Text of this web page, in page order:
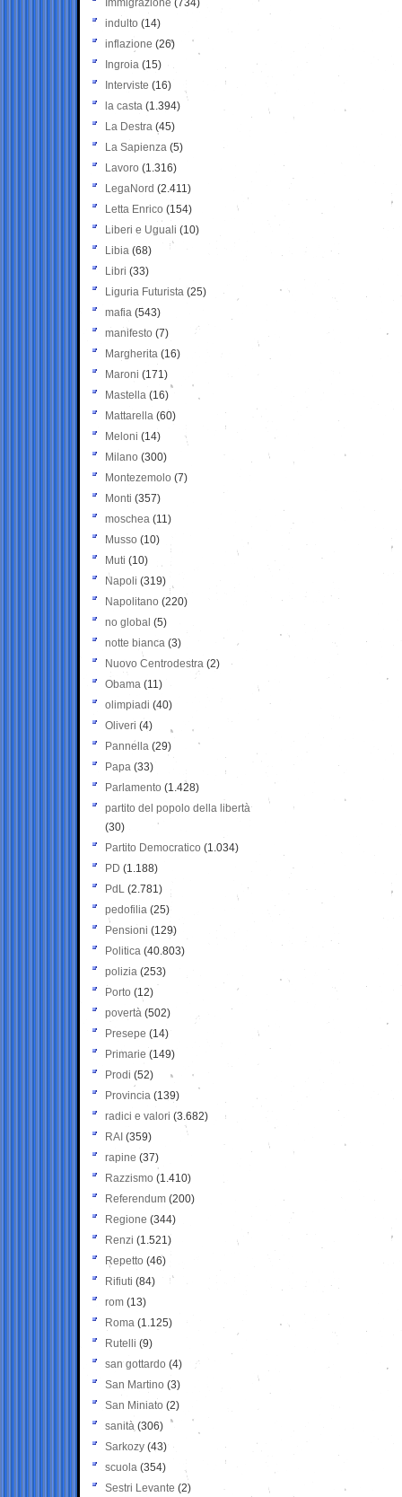
Immigrazione (734)
indulto (14)
inflazione (26)
Ingroia (15)
Interviste (16)
la casta (1.394)
La Destra (45)
La Sapienza (5)
Lavoro (1.316)
LegaNord (2.411)
Letta Enrico (154)
Liberi e Uguali (10)
Libia (68)
Libri (33)
Liguria Futurista (25)
mafia (543)
manifesto (7)
Margherita (16)
Maroni (171)
Mastella (16)
Mattarella (60)
Meloni (14)
Milano (300)
Montezemolo (7)
Monti (357)
moschea (11)
Musso (10)
Muti (10)
Napoli (319)
Napolitano (220)
no global (5)
notte bianca (3)
Nuovo Centrodestra (2)
Obama (11)
olimpiadi (40)
Oliveri (4)
Pannella (29)
Papa (33)
Parlamento (1.428)
partito del popolo della libertà
(30)
Partito Democratico (1.034)
PD (1.188)
PdL (2.781)
pedofilia (25)
Pensioni (129)
Politica (40.803)
polizia (253)
Porto (12)
povertà (502)
Presepe (14)
Primarie (149)
Prodi (52)
Provincia (139)
radici e valori (3.682)
RAI (359)
rapine (37)
Razzismo (1.410)
Referendum (200)
Regione (344)
Renzi (1.521)
Repetto (46)
Rifiuti (84)
rom (13)
Roma (1.125)
Rutelli (9)
san gottardo (4)
San Martino (3)
San Miniato (2)
sanità (306)
Sarkozy (43)
scuola (354)
Sestri Levante (2)